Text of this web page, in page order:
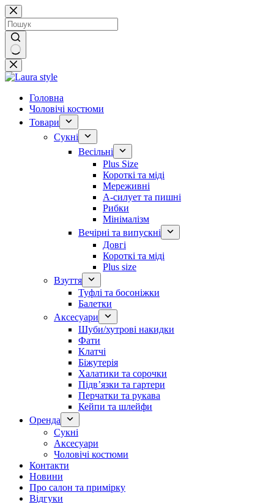
Перейти
до
вмісту
Немає
результатів
Головна
Чоловічі костюми
Товари
Сукні
Весільні
Plus Size
Короткі та міді
Мереживні
А-силует та пишні
Рибки
Мінімалізм
Вечірні та випускні
Довгі
Короткі та міді
Plus size
Взуття
Туфлі та босоніжки
Балетки
Аксесуари
Шуби/хутрові накидки
Фати
Клатчі
Біжутерія
Халатики та сорочки
Підвʼязки та гартери
Перчатки та рукава
Кейпи та шлейфи
Оренда
Сукні
Аксесуари
Чоловічі костюми
Контакти
Новини
Про салон та примірку
Відгуки